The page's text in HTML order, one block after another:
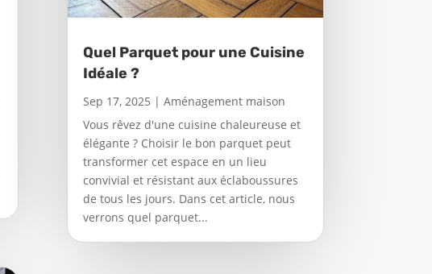
Quel Parquet pour une Cuisine
Idéale ?
Sep 17, 2025 | Aménagement maison
Vous rêvez d'une cuisine chaleureuse et
élégante ? Choisir le bon parquet peut
transformer cet espace en un lieu
convivial et résistant aux éclaboussures
de tous les jours. Dans cet article, nous
verrons quel parquet...